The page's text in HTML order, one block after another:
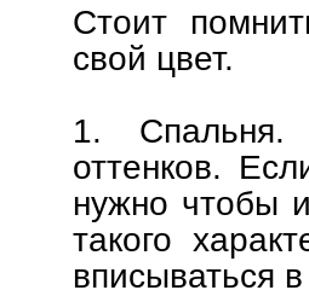
Стоит
свой цвет.
1. Спальня.
оттенков.
нужно чтобы
такого
вписываться